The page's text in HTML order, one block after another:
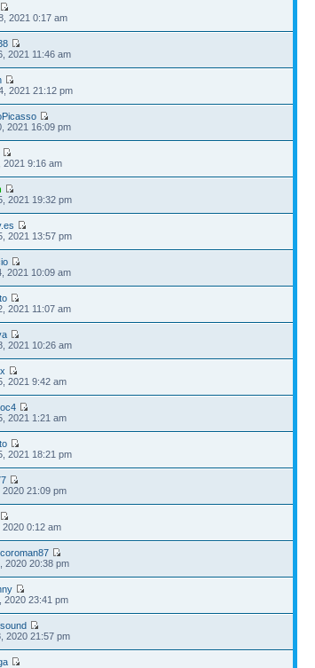
2021 0:17 am
2021 11:46 am
2021 21:12 pm
2021 16:09 pm
2021 9:16 am
2021 19:32 pm
2021 13:57 pm
2021 10:09 am
2021 11:07 am
2021 10:26 am
2021 9:42 am
2021 1:21 am
2021 18:21 pm
2020 21:09 pm
2020 0:12 am
2020 20:38 pm
2020 23:41 pm
2020 21:57 pm